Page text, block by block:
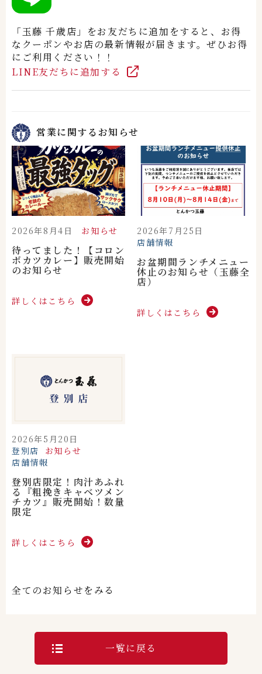
「玉藤 千歳店」をお友だちに追加をすると、お得
なクーポンやお店の最新情報が届きます。ぜひお得
にご利用ください！！
LINE友だちに追加する
営業に関するお知らせ
2026年8月4日 お知らせ
待ってました！【コロン
ボカツカレー】販売開始
のお知らせ
詳しくはこちら
2026年7月25日
店舗情報
お盆期間ランチメニュー
休止のお知らせ（玉藤全
店）
詳しくはこちら
2026年5月20日
登別店
お知らせ
店舗情報
登別店限定！肉汁あふれ
る『粗挽きキャベツメン
チカツ』販売開始！数量
限定
詳しくはこちら
全てのお知らせをみる
一覧に戻る